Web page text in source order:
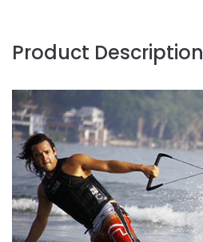
Product Description